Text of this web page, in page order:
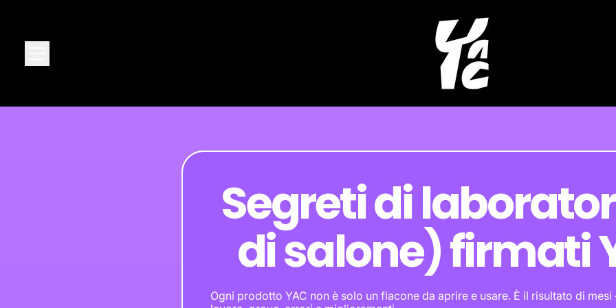
Segreti di
di salone) firmati
Ogni prodotto YAC non è solo un flacone da aprire e usare. È il risultato di mesi